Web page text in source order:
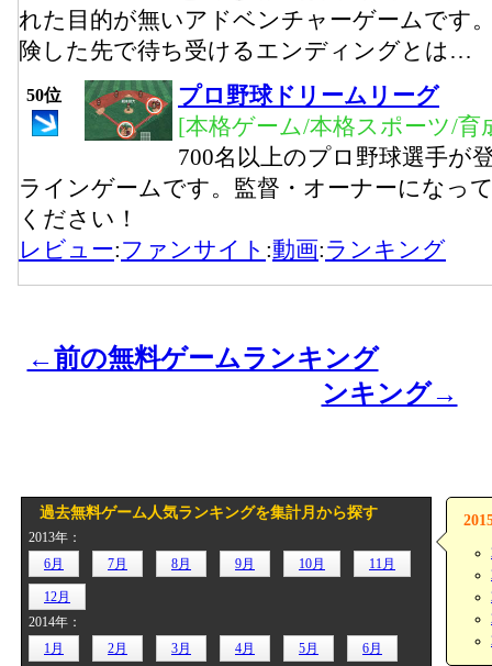
れた目的が無いアドベンチャーゲームです
険した先で待ち受けるエンディングとは…
50位
プロ野球ドリームリーグ
[本格ゲーム/本格スポーツ/育
700名以上のプロ野球選手が
ラインゲームです。監督・オーナーになっ
ください！
レビュー:ファンサイト :動画:ランキング
←前の無料ゲームランキング
ンキング→
過去無料ゲーム人気ランキングを集計月から探す
2013年：
6月
7月 8月 9月 10月 11月
12月
2014年：
1月
2月 3月 4月 5月 6月